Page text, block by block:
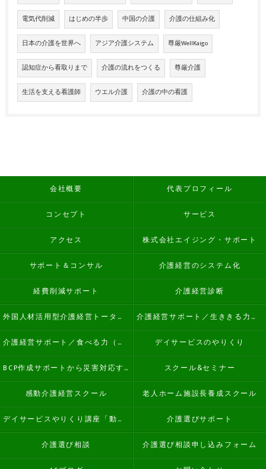
電気代削減 はじめの半歩 中国の介護 介護の仕組み化
日本の介護を世界へ アジア介護システム 尊厳WellKaigo
認知症から看取りまで 介護の流れをつくる 尊厳介護
生活を支える看護師 ウエル介護 介護の中の看護
会社概要 代表プロフィール
コンセプト サービス
アクセス 株式会社エイジング・サポート
サポート＆コンサル 介護経営のシステム化
経費削減サポート 介護経営診断
外国人材活用型介護経営トータルサポート 介護経営サポート／生ききる力（看取り）
介護経営サポート／食べる力（誤嚥性肺炎予防） デイサービスのやりくり
BCP作成サポートから災害対応する介護経営 スクール&セミナー
感動介護経営スクール 老人ホーム施設長養成スクール
デイサービスやりくり講座「動画学習コース」 介護選びサポート
介護選び相談 介護選び相談申し込みフォーム